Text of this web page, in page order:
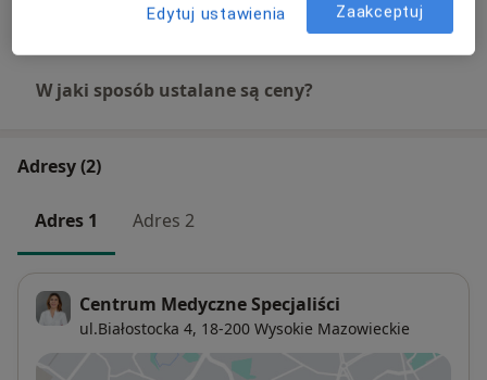
W jaki sposób ustalane są ceny?
Adresy (2)
Adres 1 Adres 2
Centrum Medyczne Specjaliści
ul.Białostocka 4, 18-200 Wysokie Mazowieckie
Edytuj ustawienia Zaakceptuj